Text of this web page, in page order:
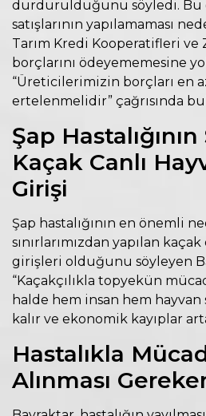
durdurulduğunu söyledi. Bu
satışlarının yapılamaması
Tarım Kredi Kooperatifleri ve
borçlarını ödeyememesine
“Üreticilerimizin borçları en
ertelenmelidir” çağrısında
Şap
Kaçak Canlı
Girişi
Şap hastalığının en önemli
sınırlarımızdan yapılan
girişleri olduğunu söyleyen
“Kaçakçılıkla topyekün
halde hem insan hem hayvan
kalır ve ekonomik kayıplar
Hastalıkla
Alınması